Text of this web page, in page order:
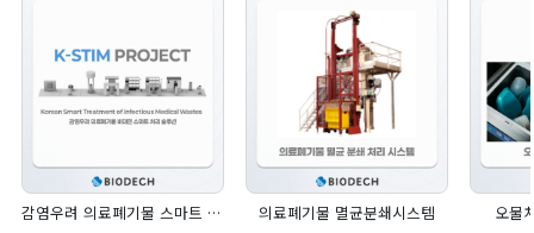
감염우려 의료폐기물 스마트 처리 기술 의료폐기물 멸균분쇄시스템 오물